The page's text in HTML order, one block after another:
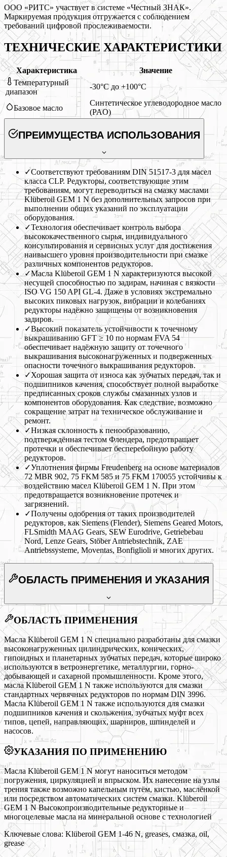
ООО «РИТС» участвует в системе «Честный ЗНАК».
Маркируемая продукция отгружается с соблюдением
требований цифровой прослеживаемости.
ТЕХНИЧЕСКИЕ ХАРАКТЕРИСТИКИ
Характеристика
Значение
Температурный
диапазон
-30°C до +100°C
Базовое масло
Синтетическое углеводородное масло
(PAO)
ПРЕИМУЩЕСТВА ИСПОЛЬЗОВАНИЯ
✓Соответствуют требованиям DIN 51517-3 для масел
класса CLP. Редукторы, соответствующие этим
требованиям, могут переводиться на смазку маслами
Klüberoil GEM 1 N без дополнительных запросов при
выполнении общих указаний по эксплуатации
оборудования.
✓Технология обеспечивает контроль выбора
высококачественного сырья, индивидуального
консультирования и сервисных услуг для достижения
наивысшего уровня производительности при смазке
различных компонентов редукторов.
✓Масла Klüberoil GEM 1 N характеризуются высокой
несущей способностью по задирам, начиная с вязкости
ISO VG 150 API GL-4. Даже в условиях экстремально
высоких пиковых нагрузок, вибрации и колебаниях
редукторы надёжно защищены от возникновения
задиров.
✓Высокий показатель устойчивости к точечному
выкрашиванию GFT ≥ 10 по нормам FVA 54
обеспечивает надёжную защиту от точечного
выкрашивания высоконагруженных и подверженных
опасности точечного выкрашивания редукторов.
✓Хорошая защита от износа как зубчатых передач, так и
подшипников качения, способствует полной выработке
предписанных сроков службы смазанных узлов и
компонентов оборудования. Как следствие, возможно
сокращение затрат на техническое обслуживание и
ремонт.
✓Низкая склонность к пенообразованию,
подтверждённая тестом Флендера, предотвращает
протечки и обеспечивает бесперебойную работу
редукторов.
✓Уплотнения фирмы Freudenberg на основе материалов
72 MBR 902, 75 FKM 585 и 75 FKM 170055 устойчивы к
воздействию масел Klüberoil GEM 1 N. При этом
предотвращается возникновение протечек и
загрязнений.
✓Получены одобрения от таких производителей
редукторов, как Siemens (Flender), Siemens Geared Motors,
FLSmidth MAAG Gears, SEW Eurodrive, Getriebebau
Nord, Lenze Gears, Stöber Antriebstechnik, ZAE
Antriebssysteme, Moventas, Bonfiglioli и многих других.
ОБЛАСТЬ ПРИМЕНЕНИЯ И УКАЗАНИЯ
ОБЛАСТЬ ПРИМЕНЕНИЯ
Масла Klüberoil GEM 1 N специально разработаны для смазки
высоконагруженных цилиндрических, конических,
гипоидных и планетарных зубчатых передач, которые широко
используются в ветроэнергетике, металлургии, горно-
добывающей и сахарной промышленности. Кроме этого,
масла Klüberoil GEM 1 N также используются для смазки
стандартных червячных редукторов по нормам DIN 3996.
Масла Klüberoil GEM 1 N также используются для смазки
подшипников качения и скольжения, зубчатых муфт всех
типов, цепей, направляющих, шарниров, шпинделей и
насосов.
УКАЗАНИЯ ПО ПРИМЕНЕНИЮ
Масла Klüberoil GEM 1 N могут наноситься методом
погружения, циркуляцией и впрыском. Их нанесение на узлы
трения также возможно капельным путём, кистью, маслёнкой
или посредством автоматических систем смазки. Klüberoil
GEM 1 N Высокопроизводительные редукторные и
многоцелевые масла на минеральной основе с технологией
Ключевые слова:Klüberoil GEM 1-46 N, greases, смазка, oil,
grease